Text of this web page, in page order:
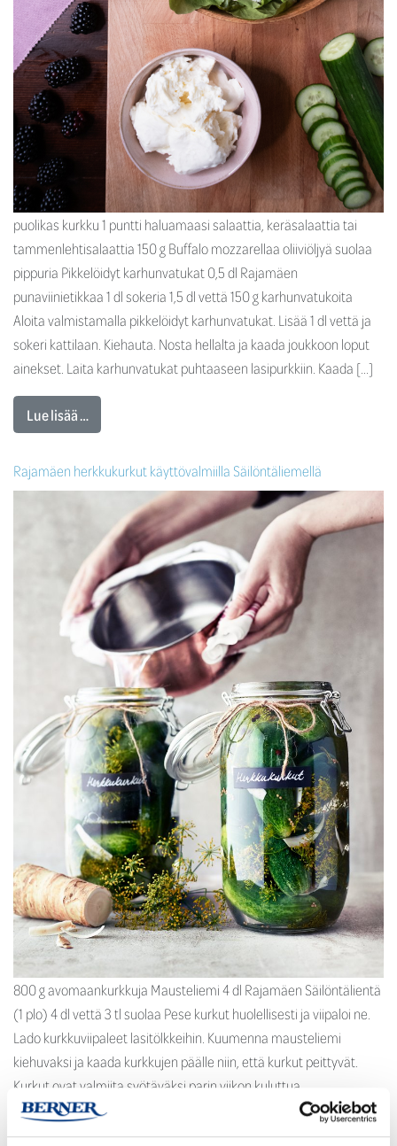
puolikas kurkku 1 puntti haluamaasi salaattia, keräsalaattia tai
tammenlehtisalaattia 150 g Buffalo mozzarellaa oliiviöljyä suolaa
pippuria Pikkelöidyt karhunvatukat 0,5 dl Rajamäen
punaviinietikkaa 1 dl sokeria 1,5 dl vettä 150 g karhunvatukoita
Aloita valmistamalla pikkelöidyt karhunvatukat. Lisää 1 dl vettä ja
sokeri kattilaan. Kiehauta. Nosta hellalta ja kaada joukkoon loput
ainekset. Laita karhunvatukat puhtaaseen lasipurkkiin. Kaada […]
Lue lisää …
Rajamäen herkkukurkut käyttövalmiilla Säilöntäliemellä
800 g avomaankurkkuja Mausteliemi 4 dl Rajamäen Säilöntälientä
(1 plo) 4 dl vettä 3 tl suolaa Pese kurkut huolellisesti ja viipaloi ne.
Lado kurkkuviipaleet lasitölkkeihin. Kuumenna mausteliemi
kiehuvaksi ja kaada kurkkujen päälle niin, että kurkut peittyvät.
Kurkut ovat valmiita syötäväksi parin viikon kuluttua.
Säilytyslämpötila alle +10 astetta. Vinkki: Mausteliemen
kuumentaminen parantaa säilyvyyttä. Lyhyempiaikaiseen